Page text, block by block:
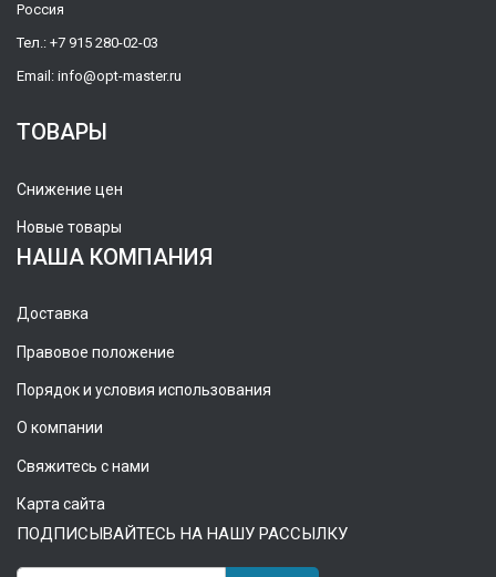
Россия
Тел.: +7 915 280-02-03
Email: info@opt-master.ru
ТОВАРЫ
Снижение цен
Новые товары
НАША КОМПАНИЯ
Доставка
Правовое положение
Порядок и условия использования
О компании
Свяжитесь с нами
Карта сайта
ПОДПИСЫВАЙТЕСЬ НА НАШУ РАССЫЛКУ